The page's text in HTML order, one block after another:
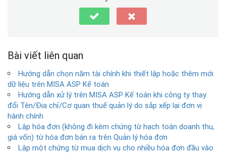
Bài viết liên quan
Hướng dẫn chọn năm tài chính khi thiết lập hoặc thêm mới
dữ liệu trên MISA ASP Kế toán
Hướng dẫn xử lý trên MISA ASP Kế toán khi công ty thay
đổi Tên/Địa chỉ/Cơ quan thuế quản lý do sắp xếp lại đơn vị
hành chính
Lập hóa đơn (không đi kèm chứng từ hạch toán doanh thu,
giá vốn) từ hóa đơn bán ra trên Quản lý hóa đơn
Lập một chứng từ mua dịch vụ cho nhiều hóa đơn đầu vào